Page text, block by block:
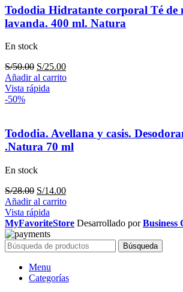
Tododia Hidratante corporal Té de
lavanda. 400 ml. Natura
En stock
S/50.00 El
precio
original
S/25.00El
precio
Añadir al carrito
Vista rápida
-50%
Tododia. Avellana y casis.
.Natura 70 ml
En stock
S/28.00 El
precio
original
era:
S/28.00.
S/14.00El
precio
es:
Añadir al carrito
Vista rápida
MyFavoriteStore Desarrollado porBusiness
Búsqueda
Menu
Categorías